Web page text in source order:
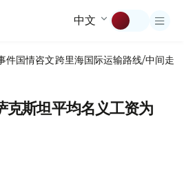
中文
件国情咨文跨里海国际运输路线/中间走廊
克斯坦平均名义工资为